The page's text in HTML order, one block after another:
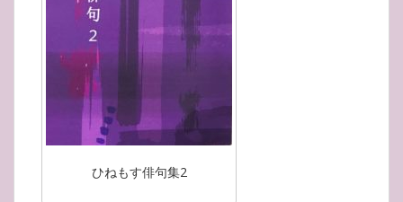
ひねもす俳句集2